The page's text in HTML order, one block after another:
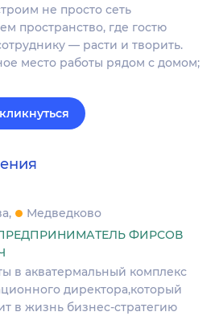
не просто сеть
пространство, где гостю
— расти и творить.
место работы рядом с домом;
Медведково
ФИРСОВ
в акватермальный комплекс
директора,который
в жизнь бизнес-стратегию